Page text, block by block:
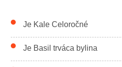
Je Kale Celoročné
Je Basil trváca bylina